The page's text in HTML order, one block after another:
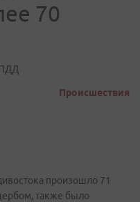
70
Происшествия
произошло 71
также было